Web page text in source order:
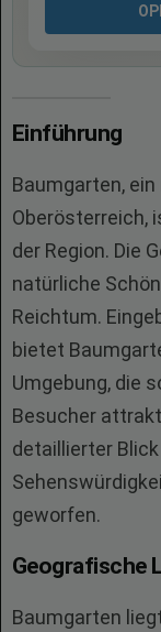
Einführung
Baumgarten,
Oberösterreich,
der Region. Die
natürliche
Reichtum.
bietet
Umgebung, die
Besucher
detaillierter
geworfen.
Geografische
Baumgarten